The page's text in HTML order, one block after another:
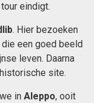
eindigt.
. Hier bezoeken
een goed beeld
leven. Daarna
site.
in Aleppo, ooit